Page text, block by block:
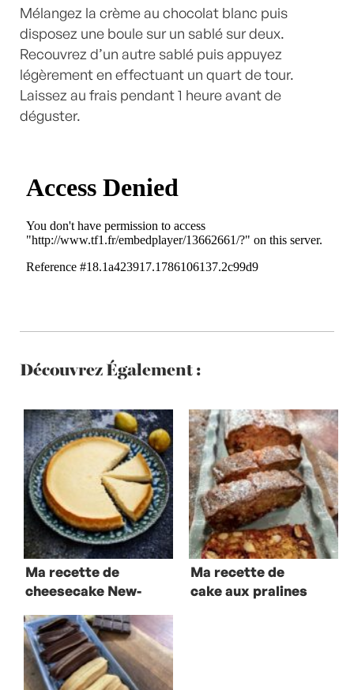
Mélangez la crème au chocolat blanc puis
disposez une boule sur un sablé sur deux.
Recouvrez d’un autre sablé puis appuyez
légèrement en effectuant un quart de tour.
Laissez au frais pendant 1 heure avant de
déguster.
Découvrez Également :
Ma recette de
cheesecake New-
Ma recette de
cake aux pralines